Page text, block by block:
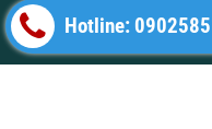
Giới thiệu HPDON
Hotline: